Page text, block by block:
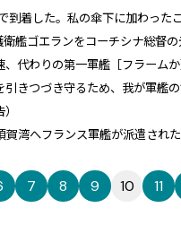
着した。私の傘下に加わった
艦ゴエランをコーチシナ総督
代わりの第一軍艦［フラーム
きつづき守るため、我が軍艦の
湾へフランス軍艦が派遣された
7 8 9 10 11